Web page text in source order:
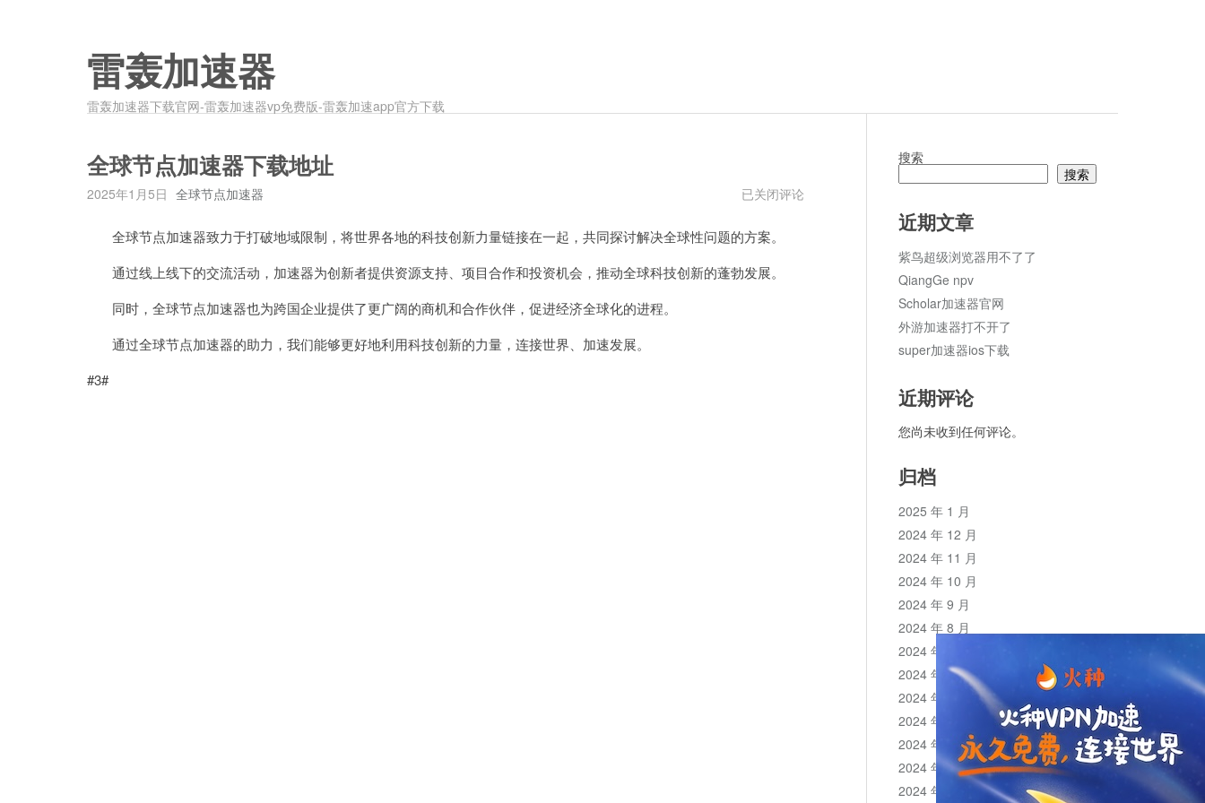
雷轰加速器
雷轰加速器下载官网-雷轰加速器vp免费版-雷轰加速app官方下载
全球节点加速器下载地址
2025年1月5日 全球节点加速器
全
点
速
器
已关闭评论
全球节点加速器致力于打破地域限制，将世界各地的科技创新力量链接在一起，共同探讨解决全球性问题的方案。
通过线上线下的交流活动，加速器为创新者提供资源支持、项目合作和投资机会，推动全球科技创新的蓬勃发展。
同时，全球节点加速器也为跨国企业提供了更广阔的商机和合作伙伴，促进经济全球化的进程。
通过全球节点加速器的助力，我们能够更好地利用科技创新的力量，连接世界、加速发展。
#3#
搜索
搜索
近期文章
紫鸟超级浏览器用不了了
QiangGe npv
Scholar加速器官网
外游加速器打不开了
super加速器ios下载
近期评论
您尚未收到任何评论。
归档
2025 年 1 月
2024 年 12 月
2024 年 11 月
2024 年 10 月
2024 年 9 月
2024 年 8 月
2024 年 7 月
2024 年 6 月
2024 年 5 月
2024 年 4 月
2024 年 3 月
2024 年 2 月
2024 年 1 月